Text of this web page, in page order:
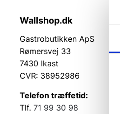
Wallshop.dk
Gastrobutikken ApS
Rømersvej 33
7430 Ikast
CVR: 38952986
Telefon træffetid:
Tlf. 71 99 30 98